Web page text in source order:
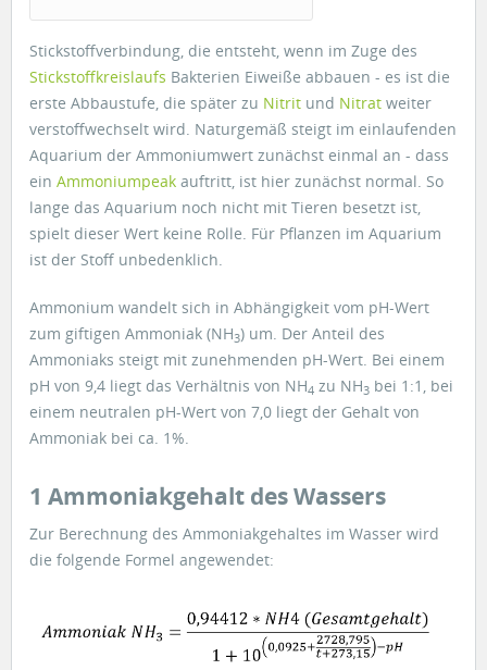
Stickstoffverbindung, die entsteht, wenn im Zuge des
Stickstoffkreislaufs Bakterien Eiweiße abbauen - es ist die
erste Abbaustufe, die später zu Nitrit und Nitrat weiter
verstoffwechselt wird. Naturgemäß steigt im einlaufenden
Aquarium der Ammoniumwert zunächst einmal an - dass
ein Ammoniumpeak auftritt, ist hier zunächst normal. So
lange das Aquarium noch nicht mit Tieren besetzt ist,
spielt dieser Wert keine Rolle. Für Pflanzen im Aquarium
ist der Stoff unbedenklich.
Ammonium wandelt sich in Abhängigkeit vom pH-Wert
zum giftigen Ammoniak (NH3) um. Der Anteil des
Ammoniaks steigt mit zunehmenden pH-Wert. Bei einem
pH von 9,4 liegt das Verhältnis von NH4 zu NH3 bei 1:1, bei
einem neutralen pH-Wert von 7,0 liegt der Gehalt von
Ammoniak bei ca. 1%.
1 Ammoniakgehalt des Wassers
Zur Berechnung des Ammoniakgehaltes im Wasser wird
die folgende Formel angewendet: